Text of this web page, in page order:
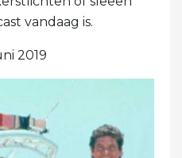
vandaag is.
2019